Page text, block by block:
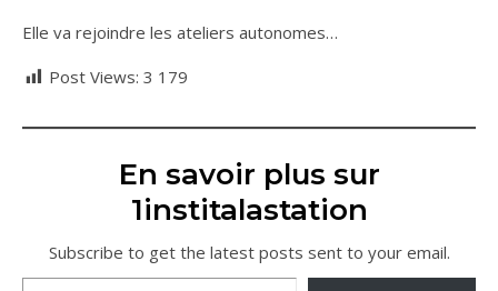
Elle va rejoindre les ateliers autonomes…
Post Views: 3 179
En savoir plus sur
1institalastation
Subscribe to get the latest posts sent to your email.
Saisissez votre adresse e-mail…